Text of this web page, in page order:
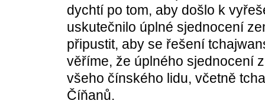
dychtí po tom, aby došlo k
uskutečnilo úplné sjednocení
připustit, aby se řešení
věříme, že úplného sjednocení
všeho čínského lidu, včetně
Číňanů.